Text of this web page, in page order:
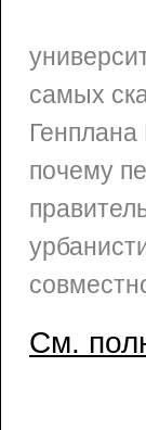
самых
почему
См.